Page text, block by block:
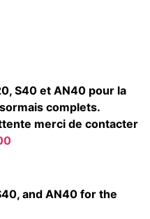
S40 et AN40 pour la
complets.
merci de contacter
and AN40 for the